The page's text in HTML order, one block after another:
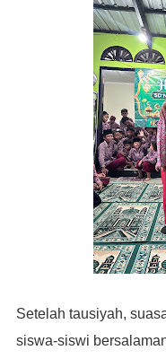
Setelah tausiyah,
siswa-siswi